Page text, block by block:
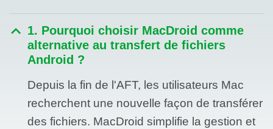
1. Pourquoi choisir MacDroid comme
alternative au transfert de fichiers
Android ?
Depuis la fin de l'AFT, les utilisateurs Mac
recherchent une nouvelle façon de transférer
des fichiers. MacDroid simplifie la gestion et